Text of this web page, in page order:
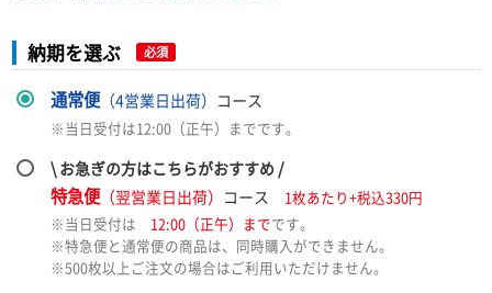
納期を選ぶ 必須
通常便（4営業日出荷） コース
※当日受付は12:00（正午）までです。
\ お急ぎの方はこちらがおすすめ /
特急便（翌営業日出荷） コース
1枚あたり+税込330円
※当日受付は 12:00（正午）までです。
※特急便と通常便の商品は、同時購入ができません。
※500枚以上ご注文の場合はご利用いただけません。